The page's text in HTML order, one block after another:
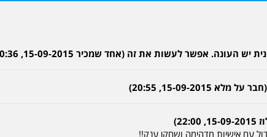
יש העונה. אפשר לעשות את זה (אחד שמכיר 15-09-2015, 20:36)
15-09-2015, 20:55)
עם אישיות מדהימה ושחקן ענק!!